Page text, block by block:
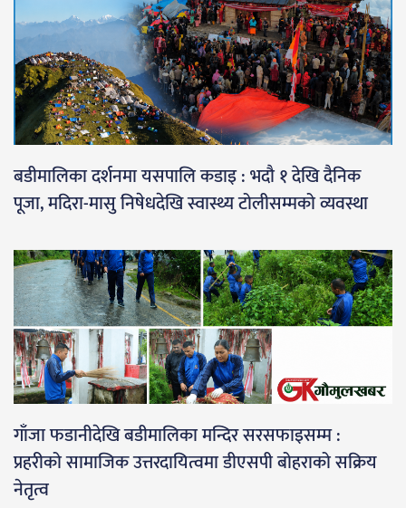
बडीमालिका दर्शनमा यसपालि कडाइ : भदौ १ देखि दैनिक
पूजा, मदिरा-मासु निषेधदेखि स्वास्थ्य टोलीसम्मको व्यवस्था
गाँजा फडानीदेखि बडीमालिका मन्दिर सरसफाइसम्म :
प्रहरीको सामाजिक उत्तरदायित्वमा डीएसपी बोहराको सक्रिय
नेतृत्व